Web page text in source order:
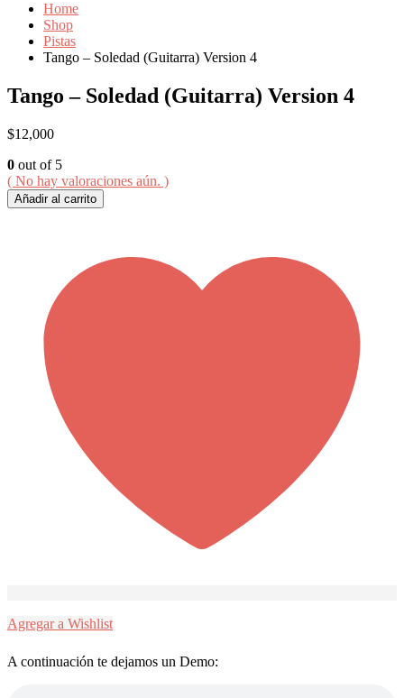
Home
Shop
Pistas
Tango – Soledad (Guitarra) Version 4
Tango – Soledad (Guitarra) Version 4
$12,000
0 out of 5
( No hay valoraciones aún. )
Añadir al carrito
Agregar a Wishlist
A continuación te dejamos un Demo: